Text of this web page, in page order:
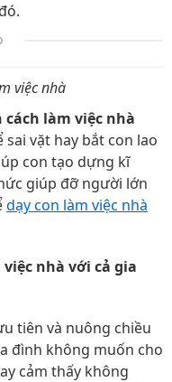
việc nhà
cách làm việc nhà
vặt hay bắt con lao
con tạo dựng kĩ
giúp đỡ người lớn
dạy con làm việc nhà
nhà với cả gia
tiên và nuông chiều
đình không muốn cho
cảm thấy không